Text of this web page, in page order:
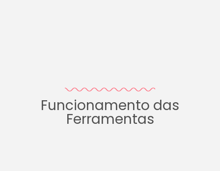
Funcionamento das
Ferramentas